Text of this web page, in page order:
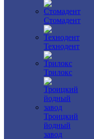
Стомадент
Технодент
Трилокс
Троицкий
йодный
завод